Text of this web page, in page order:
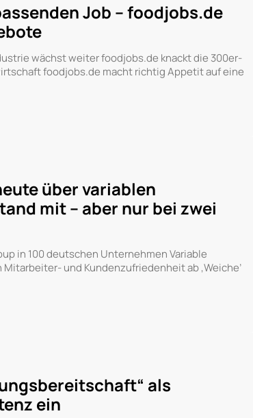
Job – foodjobs.de
wächst weiter foodjobs.de knackt die 300er-
foodjobs.de macht richtig Appetit auf eine
über variablen
mit – aber nur bei zwei
in 100 deutschen Unternehmen Variable
und Kundenzufriedenheit ab ‚Weiche’
als
ein